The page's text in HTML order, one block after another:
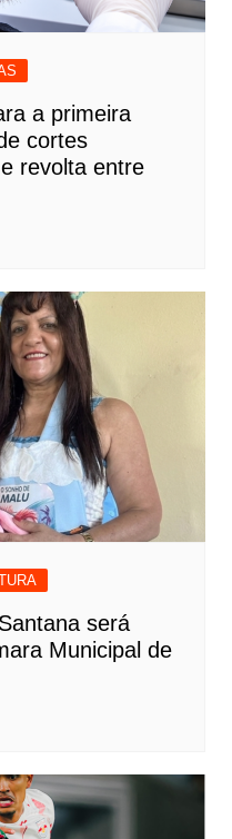
a primeira
cortes
revolta entre
será
Municipal de